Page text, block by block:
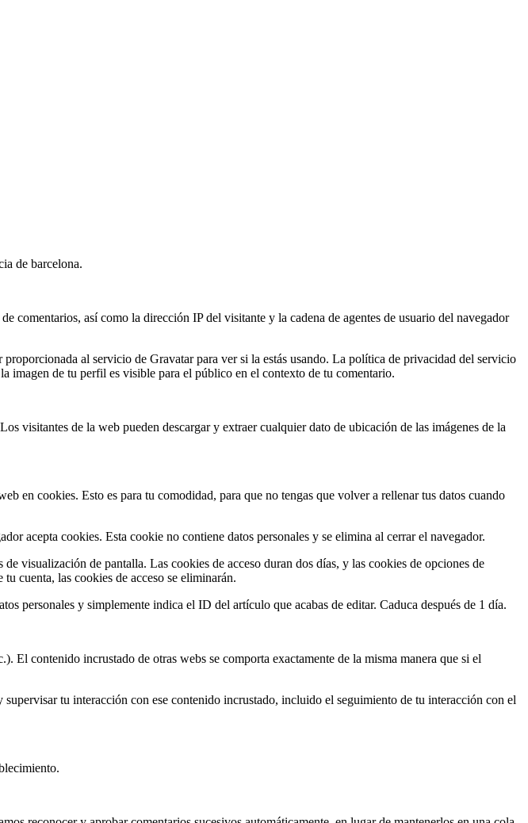
de barcelona.
comentarios, así como la dirección IP del visitante y la cadena de agentes de usuario del navegador
al servicio de Gravatar para ver si la estás usando. La política de privacidad del servicio
imagen de tu perfil es visible para el público en el contexto de tu comentario.
visitantes de la web pueden descargar y extraer cualquier dato de ubicación de las imágenes de la
en cookies. Esto es para tu comodidad, para que no tengas que volver a rellenar tus datos cuando
acepta cookies. Esta cookie no contiene datos personales y se elimina al cerrar el navegador.
visualización de pantalla. Las cookies de acceso duran dos días, y las cookies de opciones de
cuenta, las cookies de acceso se eliminarán.
personales y simplemente indica el ID del artículo que acabas de editar. Caduca después de 1 día.
contenido incrustado de otras webs se comporta exactamente de la misma manera que si el
tu interacción con ese contenido incrustado, incluido el seguimiento de tu interacción con el